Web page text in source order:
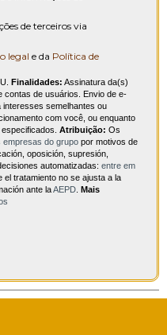
de terceiros via
legal e da Política de
Finalidades: Assinatura da(s)
de usuários. Envio de e-
interesses semelhantes ou
com você, ou enquanto
Atribuição: Os
empresas do grupo por motivos de
oposición, supresión,
automatizadas: entre em
el tratamiento no se ajusta a la
ante laAEPD Mais